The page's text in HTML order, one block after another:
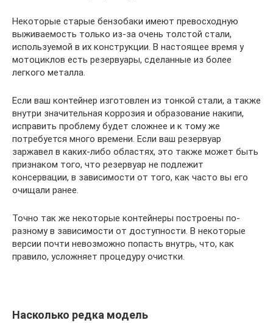
Некоторые старые бензобаки имеют превосходную
выживаемость только из-за очень толстой стали,
используемой в их конструкции. В настоящее время у
мотоциклов есть резервуары, сделанные из более
легкого металла.
Если ваш контейнер изготовлен из тонкой стали, а также
внутри значительная коррозия и образование накипи,
исправить проблему будет сложнее и к тому же
потребуется много времени. Если ваш резервуар
заржавел в каких-либо областях, это также может быть
признаком того, что резервуар не подлежит
консервации, в зависимости от того, как часто вы его
очищали ранее.
Точно так же некоторые контейнеры построены по-
разному в зависимости от доступности. В некоторые
версии почти невозможно попасть внутрь, что, как
правило, усложняет процедуру очистки.
Насколько редка модель